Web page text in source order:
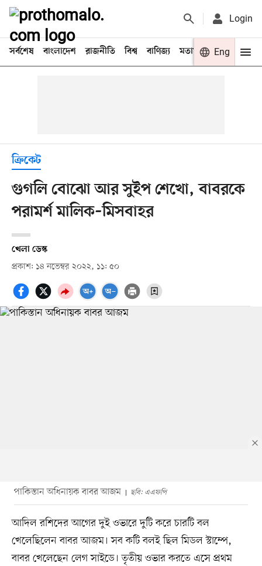
Login
সর্বশেষ বাংলাদেশ রাজনীতি বিশ্ব বাণিজ্য মতামত খেলা
Eng
ক্রিকেট
গুগলি বোঝো আর সুইপ শেখো, বাবরকে
পরামর্শ মালিক–মিসবাহর
খেলা ডেস্ক
প্রকাশ: ১৪ নভেম্বর ২০২২, ১১: ৫০
পাকিস্তান অধিনায়ক বাবর আজম ছবি: এএফপি
আদিল রশিদের আগের দুই ওভারে দুটি করে চারটি বল
খেলেছিলেন বাবর আজম। সব কটি বলই ছিল মিডল স্টাম্পে,
বাবর খেলেছেন লেগ সাইডে। তৃতীয় ওভার করতে এসে প্রথম